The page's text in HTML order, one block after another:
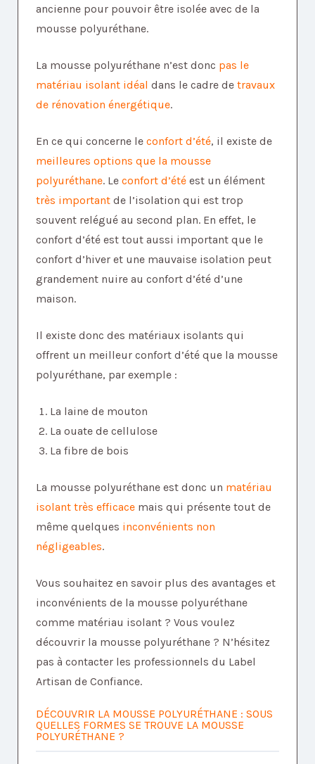
ancienne pour pouvoir être isolée avec de la
mousse polyuréthane.
La mousse polyuréthane n’est donc pas le
matériau isolant idéal dans le cadre de travaux
de rénovation énergétique.
En ce qui concerne le confort d’été, il existe de
meilleures options que la mousse
polyuréthane. Le confort d’été est un élément
très important de l’isolation qui est trop
souvent relégué au second plan. En effet, le
confort d’été est tout aussi important que le
confort d’hiver et une mauvaise isolation peut
grandement nuire au confort d’été d’une
maison.
Il existe donc des matériaux isolants qui
offrent un meilleur confort d’été que la mousse
polyuréthane, par exemple :
La laine de mouton
La ouate de cellulose
La fibre de bois
La mousse polyuréthane est donc un matériau
isolant très efficace mais qui présente tout de
même quelques inconvénients non
négligeables.
Vous souhaitez en savoir plus des avantages et
inconvénients de la mousse polyuréthane
comme matériau isolant ? Vous voulez
découvrir la mousse polyuréthane ? N’hésitez
pas à contacter les professionnels du Label
Artisan de Confiance.
DÉCOUVRIR LA MOUSSE POLYURÉTHANE : SOUS
QUELLES FORMES SE TROUVE LA MOUSSE
POLYURÉTHANE ?